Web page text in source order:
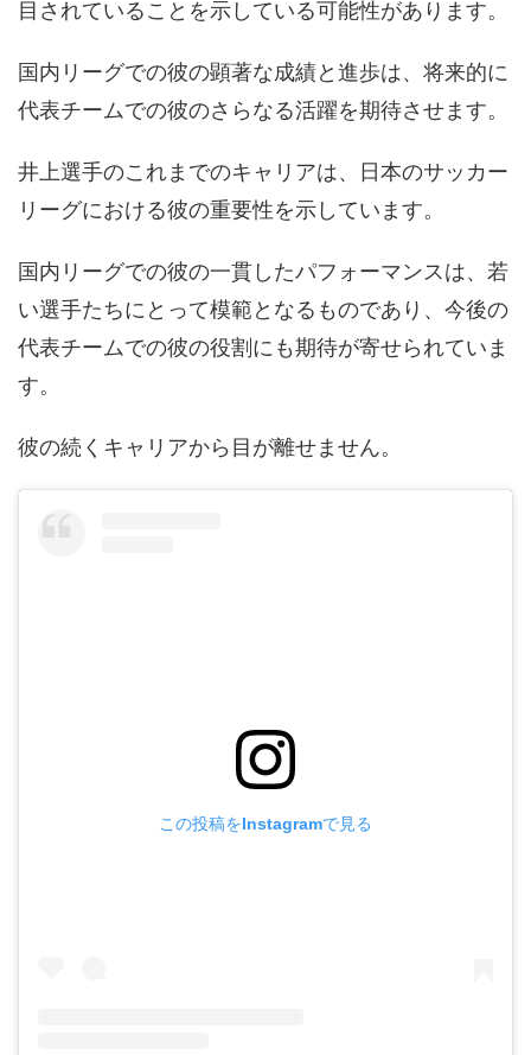
目されていることを示している可能性があります。
国内リーグでの彼の顕著な成績と進歩は、将来的に
代表チームでの彼のさらなる活躍を期待させます。
井上選手のこれまでのキャリアは、日本のサッカー
リーグにおける彼の重要性を示しています。
国内リーグでの彼の一貫したパフォーマンスは、若
い選手たちにとって模範となるものであり、今後の
代表チームでの彼の役割にも期待が寄せられていま
す。
彼の続くキャリアから目が離せません。
この投稿をInstagramで見る